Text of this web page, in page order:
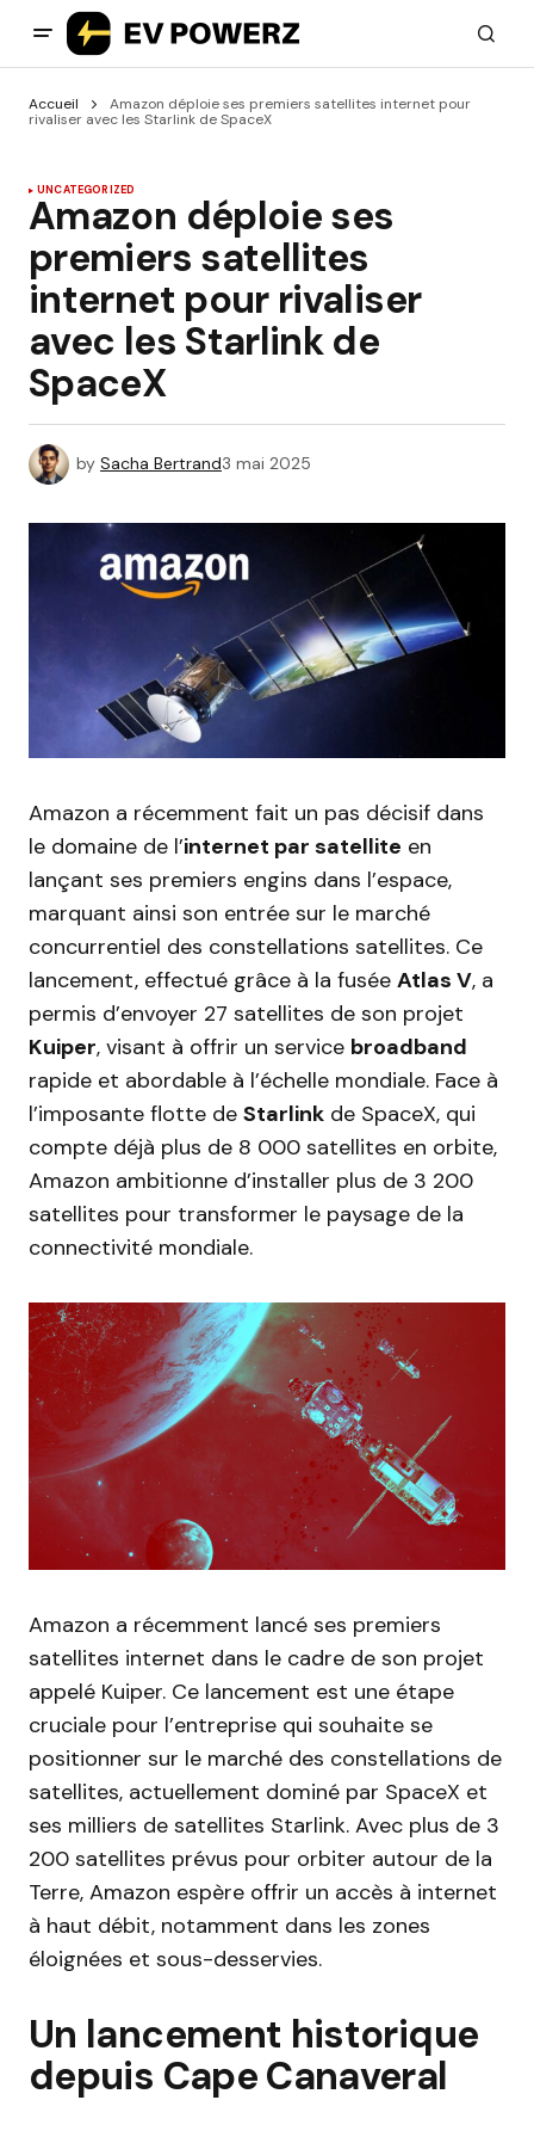
Accueil
Amazon déploie ses premiers satellites internet pour
rivaliser avec les Starlink de SpaceX
UNCATEGORIZED
Amazon déploie ses
premiers satellites
internet pour rivaliser
avec les Starlink de
SpaceX
by Sacha Bertrand3 mai 2025
Amazon a récemment fait un pas décisif dans
le domaine de l’internet par satellite en
lançant ses premiers engins dans l’espace,
marquant ainsi son entrée sur le marché
concurrentiel des constellations satellites. Ce
lancement, effectué grâce à la fusée Atlas V, a
permis d’envoyer 27 satellites de son projet
Kuiper, visant à offrir un service broadband
rapide et abordable à l’échelle mondiale. Face à
l’imposante flotte de Starlink de SpaceX, qui
compte déjà plus de 8 000 satellites en orbite,
Amazon ambitionne d’installer plus de 3 200
satellites pour transformer le paysage de la
connectivité mondiale.
Amazon a récemment lancé ses premiers
satellites internet dans le cadre de son projet
appelé Kuiper. Ce lancement est une étape
cruciale pour l’entreprise qui souhaite se
positionner sur le marché des constellations de
satellites, actuellement dominé par SpaceX et
ses milliers de satellites Starlink. Avec plus de 3
200 satellites prévus pour orbiter autour de la
Terre, Amazon espère offrir un accès à internet
à haut débit, notamment dans les zones
éloignées et sous-desservies.
Un lancement historique
depuis Cape Canaveral